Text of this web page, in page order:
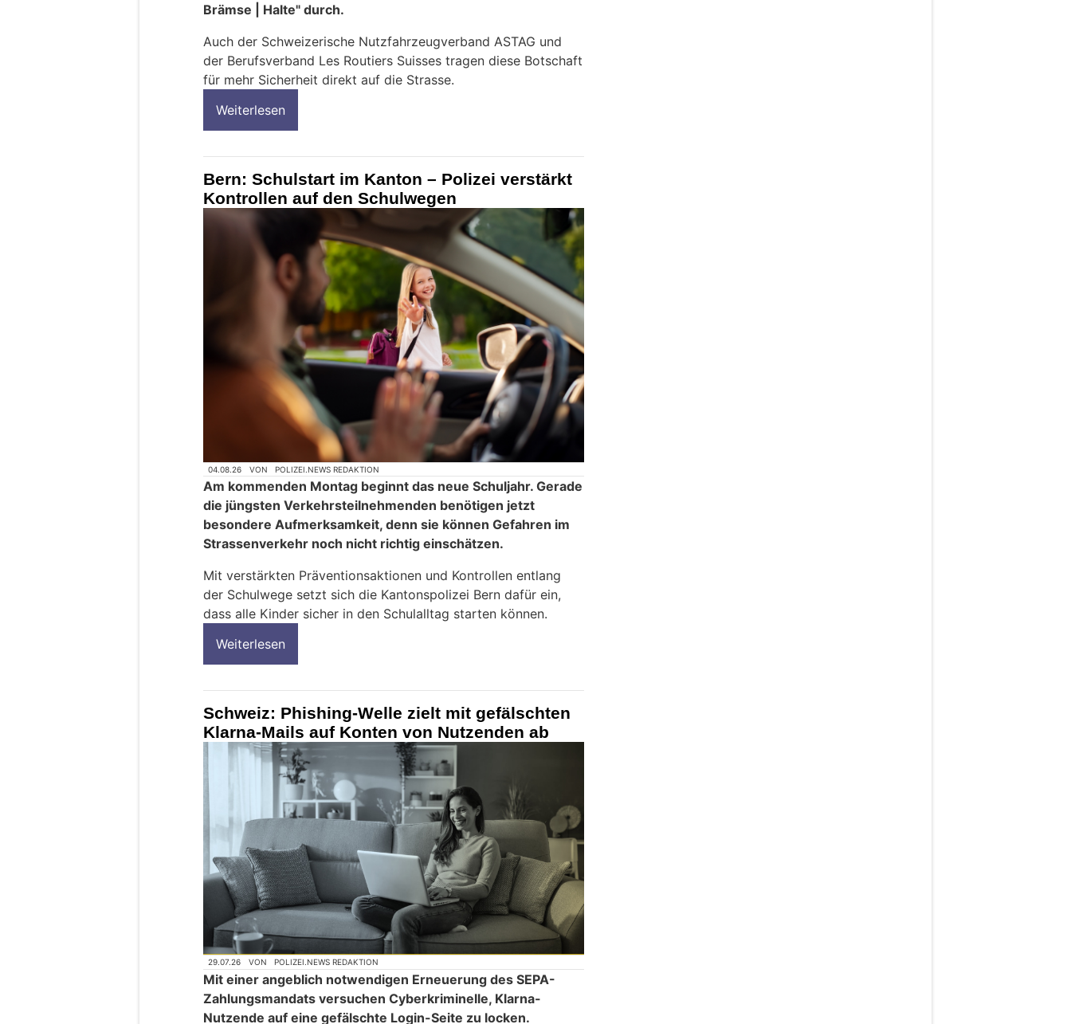
Brämse | Halte" durch.
Auch der Schweizerische Nutzfahrzeugverband ASTAG und
der Berufsverband Les Routiers Suisses tragen diese Botschaft
für mehr Sicherheit direkt auf die Strasse.
Weiterlesen
Bern: Schulstart im Kanton – Polizei verstärkt
Kontrollen auf den Schulwegen
04.08.26 VON POLIZEI.NEWS REDAKTION
Am kommenden Montag beginnt das neue Schuljahr. Gerade
die jüngsten Verkehrsteilnehmenden benötigen jetzt
besondere Aufmerksamkeit, denn sie können Gefahren im
Strassenverkehr noch nicht richtig einschätzen.
Mit verstärkten Präventionsaktionen und Kontrollen entlang
der Schulwege setzt sich die Kantonspolizei Bern dafür ein,
dass alle Kinder sicher in den Schulalltag starten können.
Weiterlesen
Schweiz: Phishing-Welle zielt mit gefälschten
Klarna-Mails auf Konten von Nutzenden ab
29.07.26 VON POLIZEI.NEWS REDAKTION
Mit einer angeblich notwendigen Erneuerung des SEPA-
Zahlungsmandats versuchen Cyberkriminelle, Klarna-
Nutzende auf eine gefälschte Login-Seite zu locken.